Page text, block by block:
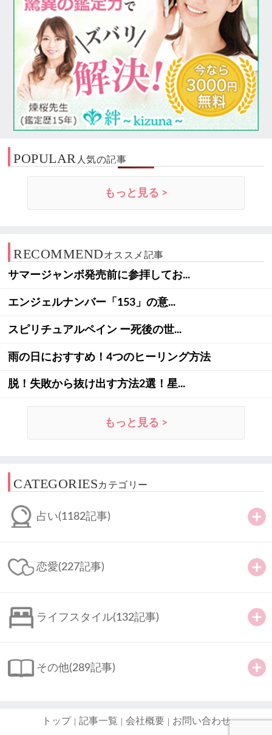
POPULAR 人気の記事
もっと見る >
RECOMMENDオススメ記事
サマージャンボ発売前に参拝してお...
エンジェルナンバー「153」の意...
スピリチュアルペイン ー死後の世...
雨の日におすすめ！4つのヒーリング方法
脱！失敗から抜け出す方法2選！星...
もっと見る >
CATEGORIESカテゴリー
占い(1182記事)
恋愛(227記事)
ライフスタイル(132記事)
その他(289記事)
トップ 記事一覧 会社概要 お問い合わせ